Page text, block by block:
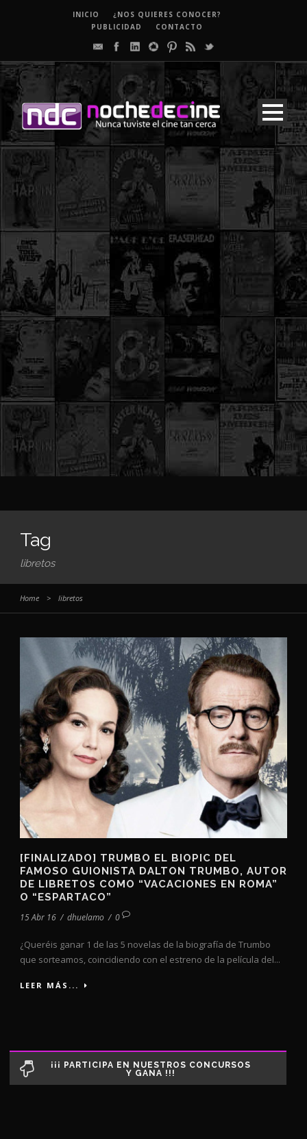
INICIO
¿NOS QUIERES CONOCER?
PUBLICIDAD
CONTACTO
Tag
libretos
Home > libretos
[FINALIZADO] TRUMBO EL BIOPIC DEL
FAMOSO GUIONISTA DALTON TRUMBO, AUTOR
DE LIBRETOS COMO “VACACIONES EN ROMA”
O “ESPARTACO”
15 Abr 16 / dhuelamo / 0
¿Queréis ganar 1 de las 5 novelas de la biografía de Trumbo
que sorteamos, coincidiendo con el estreno de la película del...
LEER MÁS...
¡¡¡ PARTICIPA EN NUESTROS CONCURSOS
Y GANA !!!